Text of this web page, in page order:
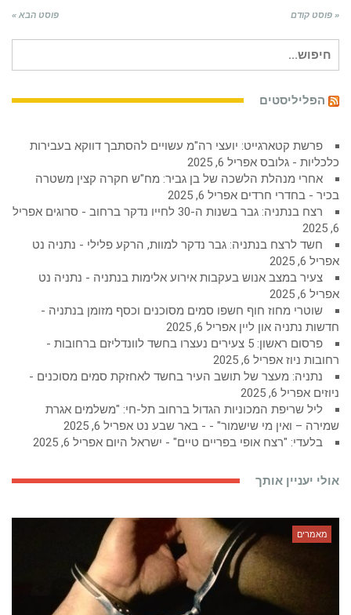
« פוסט קודם פוסט הבא »
עבור:
הפליליסטים
פרשת קטארגייט: יועצי רה"מ עשויים להסתבך דווקא בעבירות
כלכליות - גלובס אפריל 6, 2025
אחרי מנהלת הלשכה של בן גביר: מח"ש חקרה קצין משטרה
בכיר - בחדרי חרדים אפריל 6, 2025
רצח בנתניה: גבר בשנות ה-30 לחייו נדקר ברחוב - סרוגים
אפריל
6, 2025
חשד לרצח בנתניה: גבר נדקר למוות, הרקע פלילי - נתניה נט
אפריל 6, 2025
צעיר במצב אנוש בעקבות אירוע אלימות בנתניה - נתניה נט
אפריל 6, 2025
שוטרי מחוז חוף חשפו סמים מסוכנים וכסף מזומן בנתניה -
חדשות נתניה און ליין אפריל 6, 2025
פרסום ראשון: 5 צעירים נעצרו בחשד לוונדליזם ברחובות -
רחובות ניוז אפריל 6, 2025
נתניה: מעצר של תושב העיר בחשד לאחזקת סמים מסוכנים -
ניוזים אפריל 6, 2025
ליל שריפת המכוניות הגדול ברחוב תל-חי: "משלמים אגרת
שמירה – ואין מי שישמור" - - באר שבע נט אפריל 6, 2025
בלעדי: "רצח אופי בפריים טיים" - ישראל היום אפריל 6, 2025
אולי יעניין אותך
מאמרים